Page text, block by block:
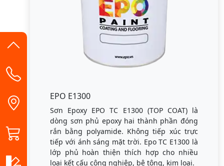
EPO E1300
Sơn Epoxy EPO TC E1300 (TOP COAT) là
dòng sơn phủ epoxy hai thành phần đóng
rắn bằng polyamide. Không tiếp xúc trực
tiếp với ánh sáng mặt trời. Epo TC E1300 là
lớp phủ hoàn thiện thích hợp cho nhiều
loại kết cấu công nghiệp, bê tông, kim loại.